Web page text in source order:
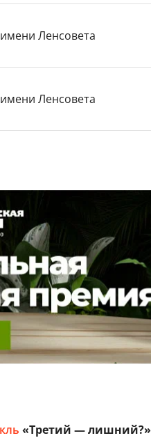
Ленсовета
Ленсовета
«Третий — лишний?»